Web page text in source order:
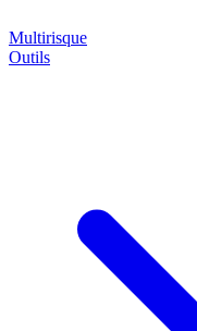
Multirisque
Outils